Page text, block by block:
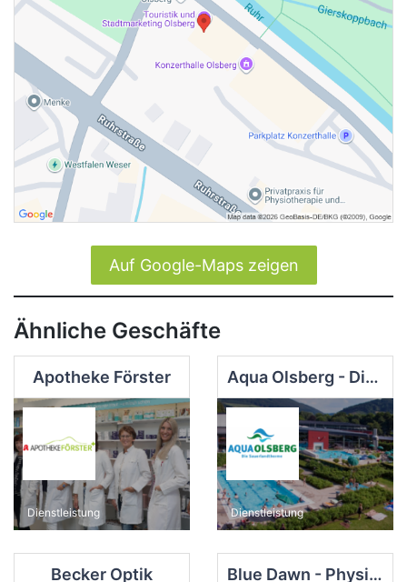
Auf Google-Maps zeigen
Ähnliche Geschäfte
Apotheke Förster
Dienstleistung
Aqua Olsberg - Die Sauerlandtherme
Dienstleistung
Becker Optik Blue Dawn - Physiotherapie Meise GmbH